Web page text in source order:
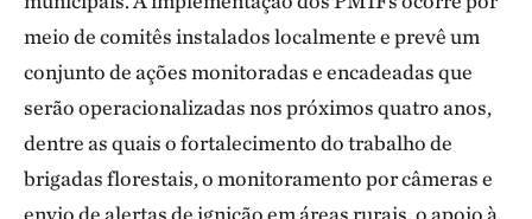
meio de comitês instalados localmente e prevê um
conjunto de ações monitoradas e encadeadas que
serão operacionalizadas nos próximos quatro anos,
dentre as quais o fortalecimento do trabalho de
brigadas florestais, o monitoramento por câmeras e
envio de alertas de ignição em áreas rurais, o apoio à